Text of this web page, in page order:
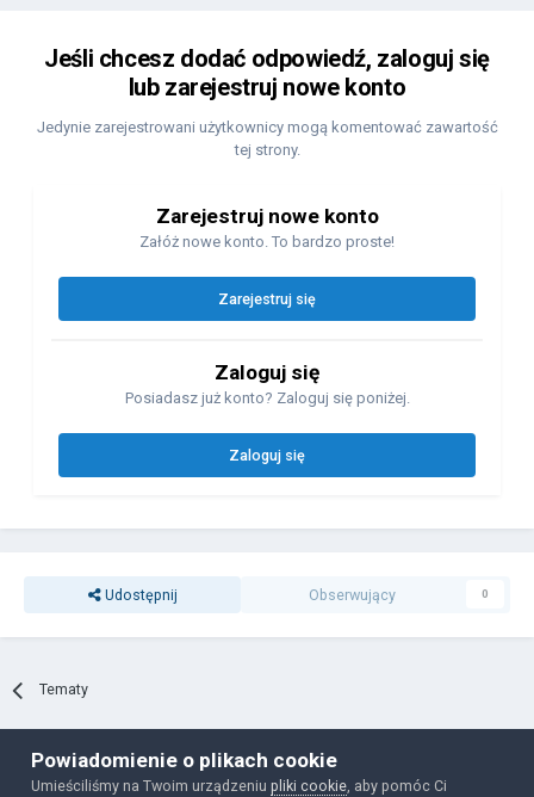
Jeśli chcesz dodać odpowiedź, zaloguj się
lub zarejestruj nowe konto
Jedynie zarejestrowani użytkownicy mogą komentować zawartość
tej strony.
Zarejestruj nowe konto
Załóż nowe konto. To bardzo proste!
Zarejestruj się
Zaloguj się
Posiadasz już konto? Zaloguj się poniżej.
Zaloguj się
Udostępnij Obserwujący 0
Tematy
Polityka prywatności Ciasteczka
Powered by Invision Community
Powiadomienie o plikach cookie
Umieściliśmy na Twoim urządzeniupliki cookie , aby pomóc Ci